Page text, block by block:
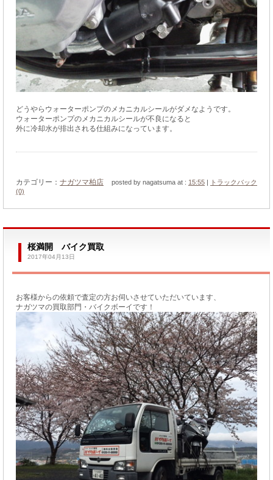
どうやらウォーターポンプのメカニカルシールがダメなようです。
ウォーターポンプのメカニカルシールが不良になると
外に冷却水が排出される仕組みになっています。
カテゴリー： ナガツマ柏店 posted by nagatsuma at : 15:55
トラックバック
(0)
桜満開 バイク買取
2017年04月13日
お客様からの依頼で査定の方お伺いさせていただいています、
ナガツマの買取部門・バイクボーイです！